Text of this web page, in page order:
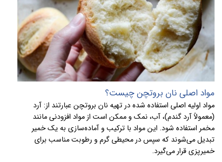
مواد اصلی نان بروتچن چیست؟
مواد اولیه اصلی استفاده شده در تهیه نان بروتچن عبارتند از: آرد
(معمولاً آرد گندم)، آب، نمک و ممکن است از مواد افزودنی مانند
مخمر استفاده شود. این مواد با ترکیب و آماده‌سازی به یک خمیر
تبدیل می‌شوند که سپس در محیطی گرم و رطوبت مناسب برای
خمیرپزی قرار می‌گیرد.